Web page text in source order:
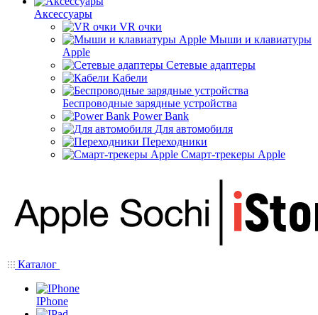
Аксессуары
VR очки
Мыши и клавиатуры
Apple
Сетевые адаптеры
Кабели
Беспроводные зарядные устройства
Power Bank
Для автомобиля
Переходники
Смарт-трекеры Apple
Каталог
IPhone